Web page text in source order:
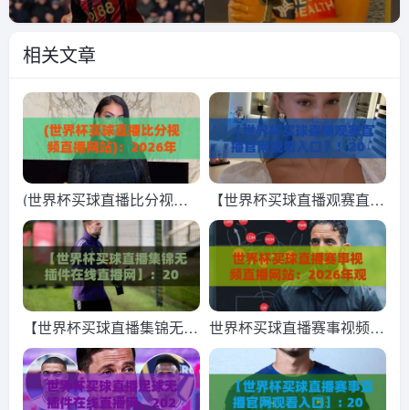
相关文章
(世界杯买球直播比分视频
直播网站)：2026年球迷必
备的观赛与投注指南
【世界杯买球直播观赛直播
官网观看入口】！2026年
观赛指南：哪里看直播、怎
么买球、官网入口全解析
【世界杯买球直播集锦无插
件在线直播网】：2026年
球迷必备的高清观赛攻略与
世界杯买球直播赛事视频直
播网站：2026年观赛新趋
势，这些平台你试过没？